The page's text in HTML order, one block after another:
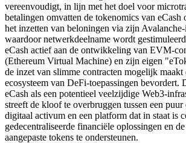
vereenvoudigt, in lijn met het doel voor
betalingen omvatten de tokenomics van eCash
het inzetten van beloningen via zijn
waardoor netwerkdeelname wordt
eCash actief aan de ontwikkeling van EVM-
(Ethereum Virtual Machine) en zijn eigen
de inzet van slimme contracten mogelijk maakt
ecosysteem van DeFi-toepassingen bevordert.
eCash als een potentieel veelzijdige Web3-
streeft de kloof te overbruggen tussen een
digitaal activum en een platform dat in staat is
gedecentraliseerde financiële oplossingen en
aangepaste tokens te ondersteunen.